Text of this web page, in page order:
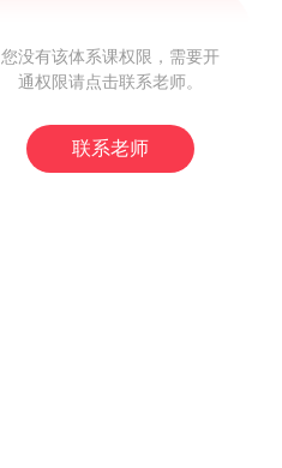
您没有该体系课权限，需要开
通权限请点击联系老师。
联系老师